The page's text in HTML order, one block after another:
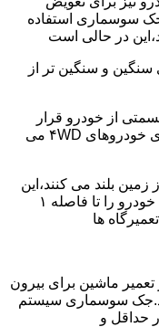
سوسماری استفاده
در حالی است
و سنگین تر از
از خودرو قرار
بگیرد.جک سوسماری از بهترین جک ها برای خودروهای ۴WD می
بلند می کنند،این
درحالی است که جک سوسماری می تواند خودرو را تا فاصله ۱
ها
ماشین برای بیرون
سوسماری سیستم
حداقل و